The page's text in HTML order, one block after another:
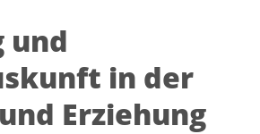
und
in der
Erziehung